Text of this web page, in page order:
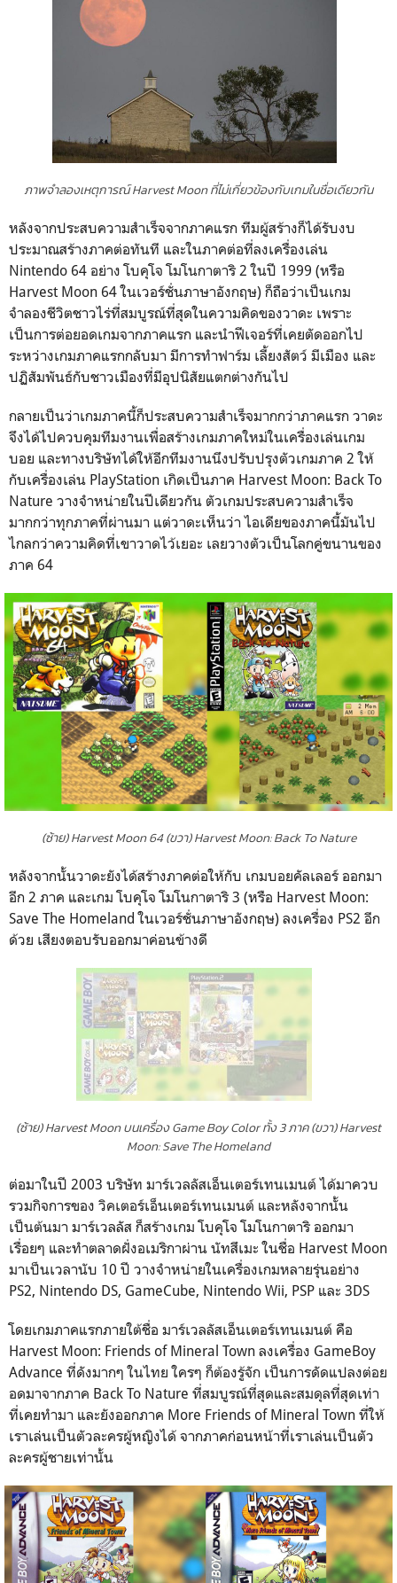
ภาพจำลองเหตุการณ์ Harvest Moon ที่ไม่เกี่ยวข้องกับเกมในชื่อเดียวกัน
หลังจากประสบความสำเร็จจากภาคแรก ทีมผู้สร้างก็ได้รับงบ
ประมาณสร้างภาคต่อทันที และในภาคต่อที่ลงเครื่องเล่น
Nintendo 64 อย่าง โบคุโจ โมโนกาตาริ 2 ในปี 1999 (หรือ
Harvest Moon 64 ในเวอร์ชั่นภาษาอังกฤษ) ก็ถือว่าเป็นเกม
จำลองชีวิตชาวไร่ที่สมบูรณ์ที่สุดในความคิดของวาดะ เพราะ
เป็นการต่อยอดเกมจากภาคแรก และนำฟีเจอร์ที่เคยตัดออกไป
ระหว่างเกมภาคแรกกลับมา มีการทำฟาร์ม เลี้ยงสัตว์ มีเมือง และ
ปฏิสัมพันธ์กับชาวเมืองที่มีอุปนิสัยแตกต่างกันไป
กลายเป็นว่าเกมภาคนี้ก็ประสบความสำเร็จมากกว่าภาคแรก วาดะ
จึงได้ไปควบคุมทีมงานเพื่อสร้างเกมภาคใหม่ในเครื่องเล่นเกม
บอย และทางบริษัทได้ให้อีกทีมงานนึงปรับปรุงตัวเกมภาค 2 ให้
กับเครื่องเล่น PlayStation เกิดเป็นภาค Harvest Moon: Back To
Nature วางจำหน่ายในปีเดียวกัน ตัวเกมประสบความสำเร็จ
มากกว่าทุกภาคที่ผ่านมา แต่วาดะเห็นว่า ไอเดียของภาคนี้มันไป
ไกลกว่าความคิดที่เขาวาดไว้เยอะ เลยวางตัวเป็นโลกคู่ขนานของ
ภาค 64
(ซ้าย) Harvest Moon 64 (ขวา) Harvest Moon: Back To Nature
หลังจากนั้นวาดะยังได้สร้างภาคต่อให้กับ เกมบอยคัลเลอร์ ออกมา
อีก 2 ภาค และเกม โบคุโจ โมโนกาตาริ 3 (หรือ Harvest Moon:
Save The Homeland ในเวอร์ชั่นภาษาอังกฤษ) ลงเครื่อง PS2 อีก
ด้วย เสียงตอบรับออกมาค่อนข้างดี
(ซ้าย) Harvest Moon บนเครื่อง Game Boy Color ทั้ง 3 ภาค (ขวา) Harvest
Moon: Save The Homeland
ต่อมาในปี 2003 บริษัท มาร์เวลลัสเอ็นเตอร์เทนเมนต์ ได้มาควบ
รวมกิจการของ วิคเตอร์เอ็นเตอร์เทนเมนต์ และหลังจากนั้น
เป็นต้นมา มาร์เวลลัส ก็สร้างเกม โบคุโจ โมโนกาตาริ ออกมา
เรื่อยๆ และทำตลาดฝั่งอเมริกาผ่าน นัทสึเมะ ในชื่อ Harvest Moon
มาเป็นเวลานับ 10 ปี วางจำหน่ายในเครื่องเกมหลายรุ่นอย่าง
PS2, Nintendo DS, GameCube, Nintendo Wii, PSP และ 3DS
โดยเกมภาคแรกภายใต้ชื่อ มาร์เวลลัสเอ็นเตอร์เทนเมนต์ คือ
Harvest Moon: Friends of Mineral Town ลงเครื่อง GameBoy
Advance ที่ดังมากๆ ในไทย ใครๆ ก็ต้องรู้จัก เป็นการดัดแปลงต่อย
อดมาจากภาค Back To Nature ที่สมบูรณ์ที่สุดและสมดุลที่สุดเท่า
ที่เคยทำมา และยังออกภาค More Friends of Mineral Town ที่ให้
เราเล่นเป็นตัวละครผู้หญิงได้ จากภาคก่อนหน้าที่เราเล่นเป็นตัว
ละครผู้ชายเท่านั้น